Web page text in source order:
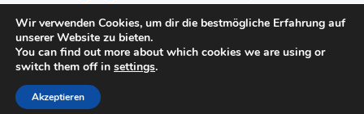
Rohrreinigung Neustadt am Rübenberge
Neustadt,Rohrreinigung Seelze
Hannover Anderten,
Sanitär Hannover Groß
Buchholz,Sanitär Sarstedt
Wir verwenden Cookies, um dir die bestmögliche Erfahrung auf
unserer Website zu bieten.
You can find out more about which cookies we are using or
switch them off in settings.
Akzeptieren